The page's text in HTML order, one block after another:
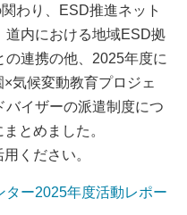
わり、ESD推進ネット
道内における地域ESD拠
連携の他、2025年度に
気候変動教育プロジェ
バイザーの派遣制度につ
とめました。
ください。
ー2025年度活動レポー